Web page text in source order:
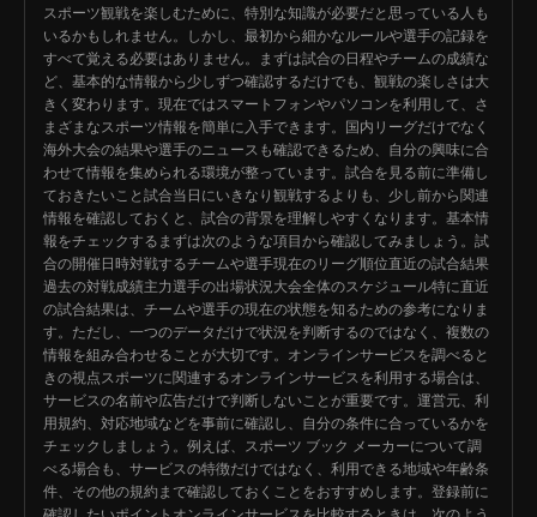
スポーツ観戦を楽しむために、特別な知識が必要だと思っている人も
いるかもしれません。しかし、最初から細かなルールや選手の記録を
すべて覚える必要はありません。まずは試合の日程やチームの成績な
ど、基本的な情報から少しずつ確認するだけでも、観戦の楽しさは大
きく変わります。現在ではスマートフォンやパソコンを利用して、さ
まざまなスポーツ情報を簡単に入手できます。国内リーグだけでなく
海外大会の結果や選手のニュースも確認できるため、自分の興味に合
わせて情報を集められる環境が整っています。試合を見る前に準備し
ておきたいこと試合当日にいきなり観戦するよりも、少し前から関連
情報を確認しておくと、試合の背景を理解しやすくなります。基本情
報をチェックするまずは次のような項目から確認してみましょう。試
合の開催日時対戦するチームや選手現在のリーグ順位直近の試合結果
過去の対戦成績主力選手の出場状況大会全体のスケジュール特に直近
の試合結果は、チームや選手の現在の状態を知るための参考になりま
す。ただし、一つのデータだけで状況を判断するのではなく、複数の
情報を組み合わせることが大切です。オンラインサービスを調べると
きの視点スポーツに関連するオンラインサービスを利用する場合は、
サービスの名前や広告だけで判断しないことが重要です。運営元、利
用規約、対応地域などを事前に確認し、自分の条件に合っているかを
チェックしましょう。例えば、スポーツ ブック メーカーについて調
べる場合も、サービスの特徴だけではなく、利用できる地域や年齢条
件、その他の規約まで確認しておくことをおすすめします。登録前に